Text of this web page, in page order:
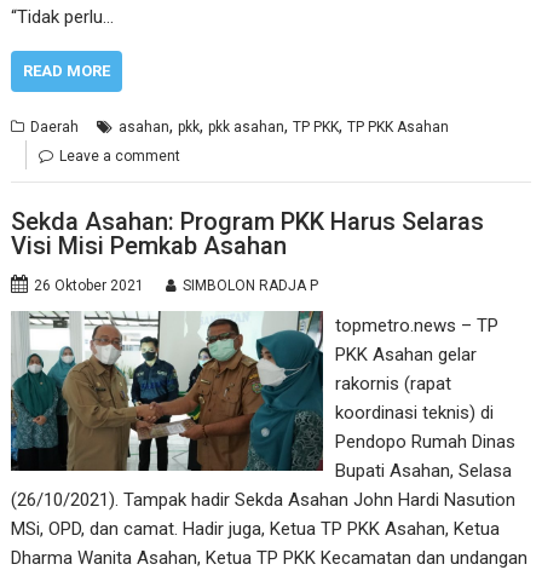
“Tidak perlu…
READ MORE
Daerah asahan,pkk,pkk asahan,TP PKK,TP PKK Asahan
Leave a comment
Sekda Asahan: Program PKK Harus Selaras
Visi Misi Pemkab Asahan
26 Oktober 2021 SIMBOLON RADJA P
topmetro.news – TP
PKK Asahan gelar
rakornis (rapat
koordinasi teknis) di
Pendopo Rumah Dinas
Bupati Asahan, Selasa
(26/10/2021). Tampak hadir Sekda Asahan John Hardi Nasution
MSi, OPD, dan camat. Hadir juga, Ketua TP PKK Asahan, Ketua
Dharma Wanita Asahan, Ketua TP PKK Kecamatan dan undangan